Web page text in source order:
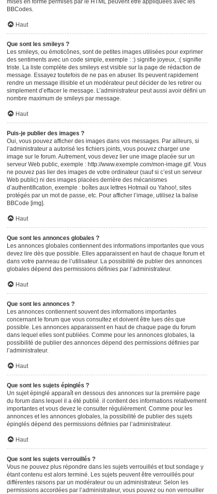
mises en forme permises par le HTML peuvent être appliquées avec les
BBCodes.
Haut
Que sont les smileys ?
Les smileys, ou émoticônes, sont de petites images utilisées pour exprimer
des sentiments avec un code simple, exemple : :) signifie joyeux, :( signifie
triste. La liste complète des smileys est visible sur la page de rédaction de
message. Essayez toutefois de ne pas en abuser. Ils peuvent rapidement
rendre un message illisible et un modérateur peut décider de les retirer ou
simplement d’effacer le message. L’administrateur peut aussi avoir défini un
nombre maximum de smileys par message.
Haut
Puis-je publier des images ?
Oui, vous pouvez afficher des images dans vos messages. Par ailleurs, si
l’administrateur a autorisé les fichiers joints, vous pouvez charger une
image sur le forum. Autrement, vous devez lier une image placée sur un
serveur Web public, exemple : http://www.exemple.com/mon-image.gif. Vous
ne pouvez pas lier des images de votre ordinateur (sauf si c’est un serveur
Web public) ni des images placées derrière des mécanismes
d’authentification, exemple : boîtes aux lettres Hotmail ou Yahoo!, sites
protégés par un mot de passe, etc. Pour afficher l’image, utilisez la balise
BBCode [img].
Haut
Que sont les annonces globales ?
Les annonces globales contiennent des informations importantes que vous
devez lire dès que possible. Elles apparaissent en haut de chaque forum et
dans votre panneau de l’utilisateur. La possibilité de publier des annonces
globales dépend des permissions définies par l’administrateur.
Haut
Que sont les annonces ?
Les annonces contiennent souvent des informations importantes
concernant le forum que vous consultez et doivent être lues dès que
possible. Les annonces apparaissent en haut de chaque page du forum
dans lequel elles sont publiées. Comme pour les annonces globales, la
possibilité de publier des annonces dépend des permissions définies par
l’administrateur.
Haut
Que sont les sujets épinglés ?
Un sujet épinglé apparaît en dessous des annonces sur la première page
du forum dans lequel il a été publié. il contient des informations relativement
importantes et vous devez le consulter régulièrement. Comme pour les
annonces et les annonces globales, la possibilité de publier des sujets
épinglés dépend des permissions définies par l’administrateur.
Haut
Que sont les sujets verrouillés ?
Vous ne pouvez plus répondre dans les sujets verrouillés et tout sondage y
étant contenu est alors terminé. Les sujets peuvent être verrouillés pour
différentes raisons par un modérateur ou un administrateur. Selon les
permissions accordées par l’administrateur, vous pouvez ou non verrouiller